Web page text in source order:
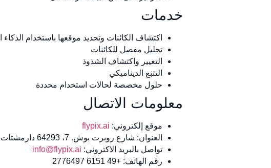
خدمات
اكتشاف الكائنات وتحديد موقعها باستخدام
تحليل مفصل للكائنات
التغيير واكتشاف الشذوذ
التتبع الديناميكي
حلول مخصصة لحالات استخدام محددة
معلومات الاتصال
موقع إلكتروني: flypix.ai
العنوان: شارع روبرت بوش. 7، 64293 دارمشتات، ألمانيا
تواصل بالبريد الاكتروني: info@flypix.ai
رقم الهاتف: +49 6151 2776497